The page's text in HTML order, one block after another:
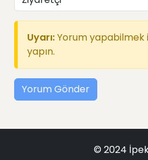
Uyarı:Yorum yapabilmek
yapın.
Yorum Gönder
© 2024